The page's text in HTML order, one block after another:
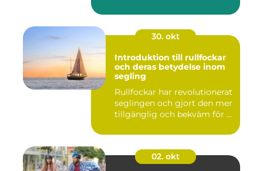
30. okt
Introduktion till rullfockar
och deras betydelse inom
segling
Rullfockar har revolutionerat
seglingen och gjort den mer
tillgänglig och bekväm för ...
02. okt